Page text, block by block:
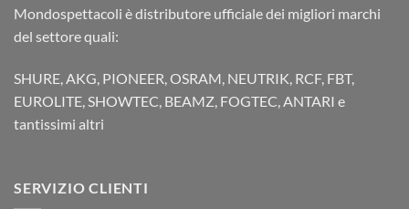
Mondospettacoli è distributore ufficiale dei migliori marchi
del settore quali:
SHURE, AKG, PIONEER, OSRAM, NEUTRIK, RCF, FBT,
EUROLITE, SHOWTEC, BEAMZ, FOGTEC, ANTARI e
tantissimi altri
SERVIZIO CLIENTI